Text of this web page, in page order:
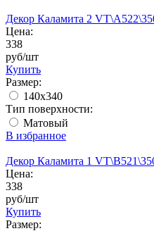
Декор Каламита 2
Цена:
338
руб/шт
Купить
Размер:
140x340
Тип поверхности:
Матовый
В избранное
Декор Каламита 1
Цена:
338
руб/шт
Купить
Размер: